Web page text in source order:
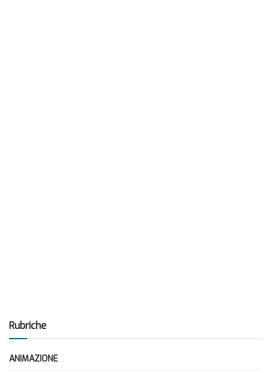
Rubriche
ANIMAZIONE